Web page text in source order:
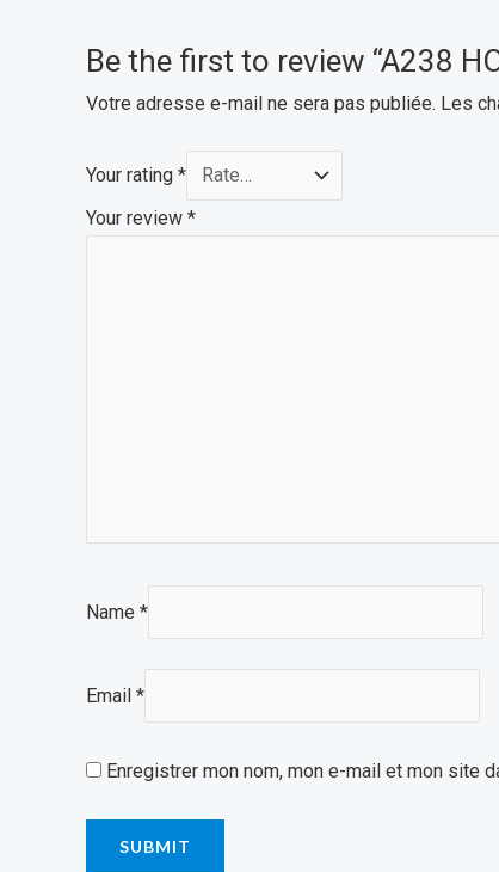
Be the first to review “A238
Votre adresse e-mail ne sera pas publiée. Les
Your rating *
Your review *
Name *
Email *
Enregistrer mon nom, mon e-mail et mon site